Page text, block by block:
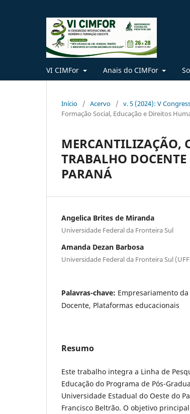
VI CIMFor Anais do CIMFor
Início / Acervo / v. 5 (2024): V
Formação Social, Educação e Direitos
MERCANTILIZAÇÃO,
TRABALHO
PARANÁ
Angelica Brites de Miranda
Universidade Federal da Fronteira Sul
Amanda Dezan Barbosa
Universidade Federal da Fronteira Sul
Palavras-chave: Empresariamento
Docente, Plataformas educacionais
Resumo
Este trabalho integra a Linha de
Educação do Programa de Pós-
Universidade Estadual do Oeste do
Francisco Beltrão. O objetivo